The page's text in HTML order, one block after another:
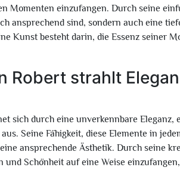
Momenten einzufangen. Durch seine
ansprechend sind, sondern auch eine
Kunst besteht darin, die Essenz seiner
Robert strahlt
sich durch eine unverkennbare
Seine Fähigkeit, diese Elemente in
ansprechende Ästhetik. Durch seine
und Schönheit auf eine Weise